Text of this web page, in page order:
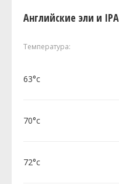
Английские эли и IPA
Температура:
63°c
70°c
72°c